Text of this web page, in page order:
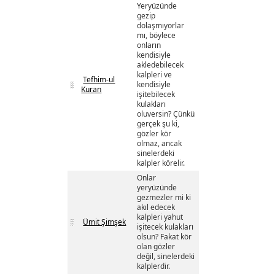
Tefhim-ul
Kuran
Yeryüzünde
gezip
dolaşmıyorlar
mı, böylece
onların
kendisiyle
akledebilecek
kalpleri ve
kendisiyle
işitebilecek
kulakları
oluversin? Çünkü
gerçek şu ki,
gözler kör
olmaz, ancak
sinelerdeki
kalpler körelir.
Ümit Şimşek
Onlar
yeryüzünde
gezmezler mi ki
akıl edecek
kalpleri yahut
işitecek kulakları
olsun? Fakat kör
olan gözler
değil, sinelerdeki
kalplerdir.